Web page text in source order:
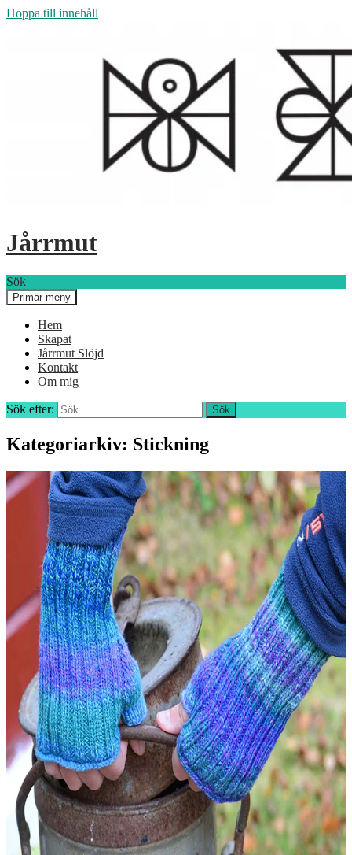
Hoppa till innehåll
Jårrmut
Sök
Primär meny
Hem
Skapat
Jårrmut Slöjd
Kontakt
Om mig
Sök efter:
Kategoriarkiv: Stickning